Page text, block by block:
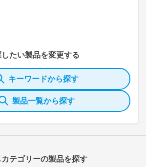
したい製品を変更する
キーワードから探す
製品一覧から探す
カテゴリーの製品を探す